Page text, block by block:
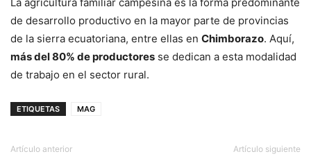
La agricultura familiar campesina es la forma predominante
de desarrollo productivo en la mayor parte de provincias
de la sierra ecuatoriana, entre ellas en Chimborazo. Aquí,
más del 80% de productores se dedican a esta modalidad
de trabajo en el sector rural.
ETIQUETAS MAG
Artículo anterior Artículo siguiente